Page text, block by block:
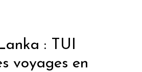
: TUI
voyages en